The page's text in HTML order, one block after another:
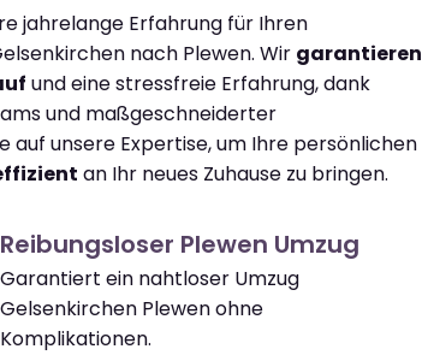
jahrelange Erfahrung für Ihren
nach Plewen. Wir garantieren
und eine stressfreie Erfahrung, dank
und maßgeschneiderter
auf unsere Expertise, um Ihre persönlichen
an Ihr neues Zuhause zu bringen.
Reibungsloser Plewen Umzug
Garantiert ein nahtloser Umzug
Gelsenkirchen Plewen ohne
Komplikationen.